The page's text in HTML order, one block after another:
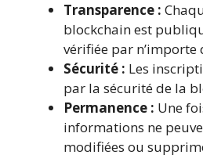
Transparence :
blockchain est
vérifiée par n’importe
Sécurité : Les
par la sécurité de la
Permanence : Une
informations ne
modifiées ou